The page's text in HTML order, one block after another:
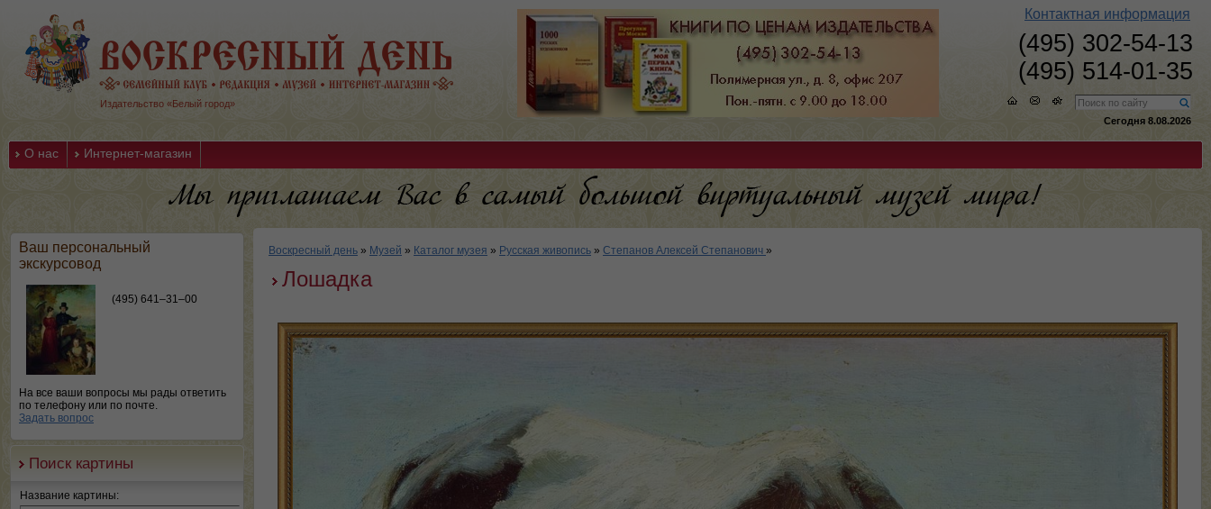
Издательство «Белый город»
Контактная информация
(495) 302-54-13
(495) 514-01-35
Сегодня 8.08.2026
О нас Интернет-магазин
Ваш персональный
экскурсовод
(495) 641–31–00
На все ваши вопросы мы рады ответить
по телефону или по почте.
Задать вопрос
Поиск картины
Название картины:
Воскресный день » Музей » Каталог музея » Русская живопись » Степанов Алексей Степанович »
Лошадка